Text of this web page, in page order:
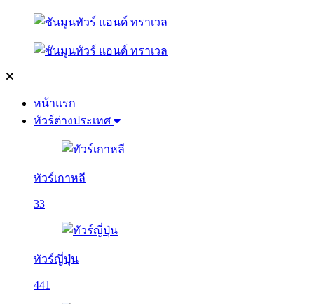
หน้าแรก
ทัวร์ต่างประเทศ
ทัวร์เกาหลี
33
ทัวร์ญี่ปุ่น
441